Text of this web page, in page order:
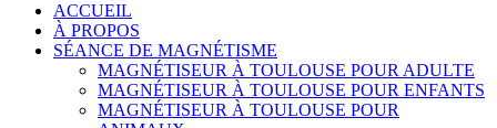
ACCUEIL
À PROPOS
SÉANCE DE MAGNÉTISME
MAGNÉTISEUR À TOULOUSE POUR ADULTE
MAGNÉTISEUR À TOULOUSE POUR ENFANTS
MAGNÉTISEUR À TOULOUSE POUR